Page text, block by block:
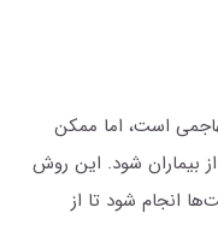
است، اما ممکن
بیماران شود. این روش
انجام شود تا از